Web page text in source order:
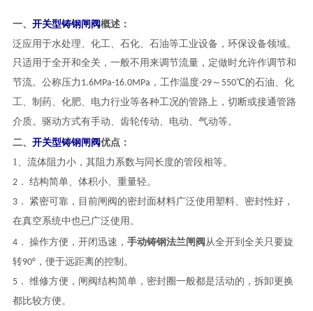
一、 开关型铸钢闸阀概述：
泛应用于水处理、化工、石化、石油等工业设备，环保设备领域。
只适用于全开和全关，一般不用来调节流量，定做时允许作调节和
节流。公称压力1.6MPa-16.0MPa，工作温度-29～550℃的石油、化
工、制药、化肥、电力行业等各种工况的管路上，切断或接通管路
介质。 驱动方式有手动、齿轮传动、电动、气动等。
二、 开关型铸钢闸阀优点：
1、 流体阻力小，其阻力系数与同长度的管段相等。
2． 结构简单、体积小、重量轻。
3． 紧密可靠，目前闸阀的密封面材料广泛使用塑料、密封性好，
在真空系统中也已广泛使用。
4． 操作方便，开闭迅速， 手动铸钢法兰闸阀从全开到全关只要旋
转90°，便于远距离的控制。
5． 维修方便，闸阀结构简单，密封圈一般都是活动的，拆卸更换
都比较方便。